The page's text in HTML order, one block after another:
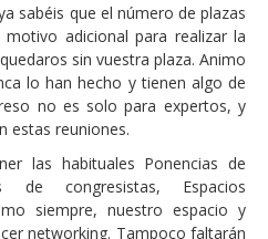
sabéis que el número de plazas
adicional para realizar la
sin vuestra plaza. Animo
lo han hecho y tienen algo de
no es solo para expertos, y
estas reuniones.
las habituales Ponencias de
de congresistas, Espacios
siempre, nuestro espacio y
networking. Tampoco faltarán